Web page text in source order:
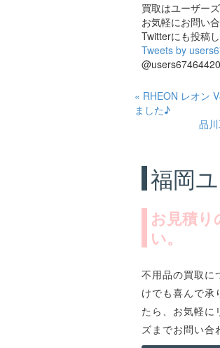
買取はユーザー
お気軽にお問い
Twitterにも投稿
Tweets by
« RHEON レオン
ました♪
品
福岡
お見積
い。
不用品の買取に
けでも喜んで承
たら、お気軽に
ズまでお問い合